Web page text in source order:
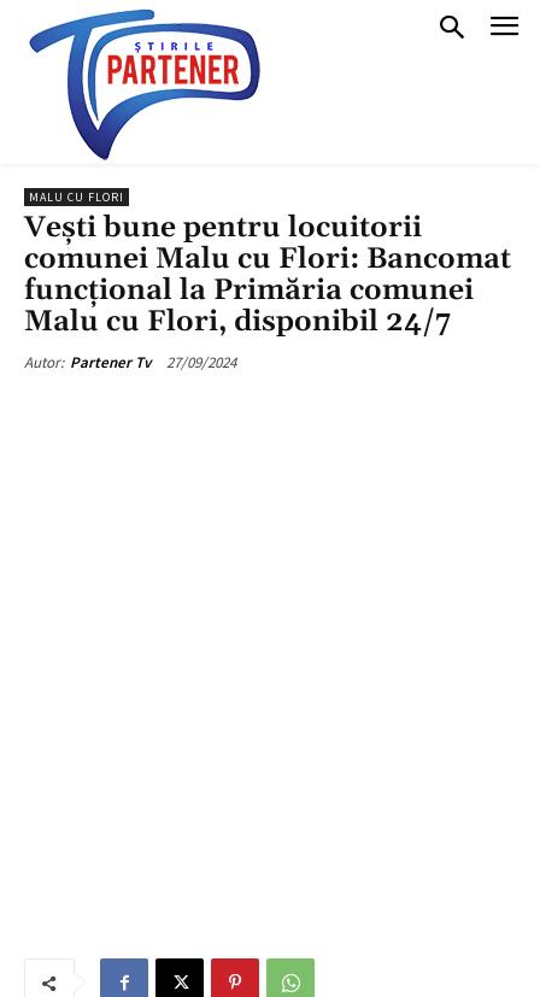
MALU CU FLORI
Veşti bune pentru locuitorii
comunei Malu cu Flori: Bancomat
funcţional la Primăria comunei
Malu cu Flori, disponibil 24/7
Autor: Partener Tv 27/09/2024